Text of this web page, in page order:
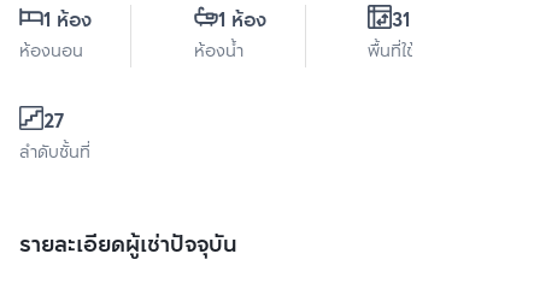
1 ห้อง
ห้องนอน
1 ห้อง
ห้องน้ำ
31.2 ตร.ม.
พื้นที่ใช้สอย
27
ลำดับชั้นที่
รายละเอียดผู้เช่าปัจจุบัน